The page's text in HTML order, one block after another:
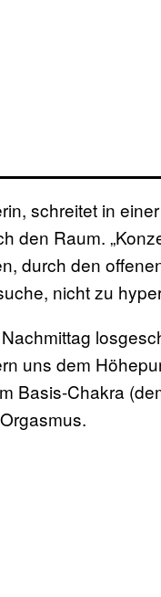
schreitet in
den Raum.
durch den
nicht zu
uns dem
Basis-Chakra